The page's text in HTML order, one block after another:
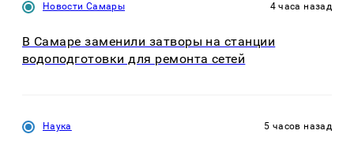
Новости Самары 4 часа назад
В Самаре заменили затворы на станции
водоподготовки для ремонта сетей
Наука 5 часов назад